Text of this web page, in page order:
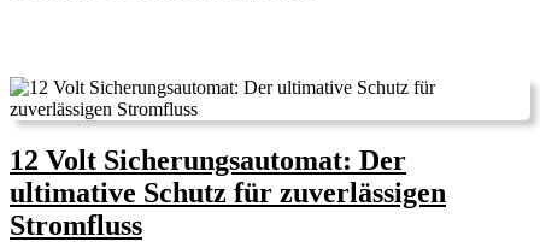
12 Volt Sicherungsautomat: Der
ultimative Schutz für zuverlässigen
Stromfluss12